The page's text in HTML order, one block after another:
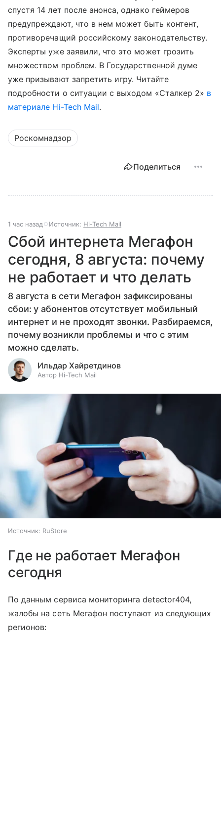
спустя 14 лет после анонса, однако геймеров
предупреждают, что в нем может быть контент,
противоречащий российскому законодательству.
Эксперты уже заявили, что это может грозить
множеством проблем. В Государственной думе
уже призывают запретить игру. Читайте
подробности о ситуации с выходом «Сталкер 2» в
материале Hi-Tech Mail.
Роскомнадзор
Поделиться
1 час назад Источник: Hi-Tech Mail
Сбой интернета Мегафон
сегодня, 8 августа: почему
не работает и что делать
8 августа в сети Мегафон зафиксированы
сбои: у абонентов отсутствует мобильный
интернет и не проходят звонки. Разбираемся,
почему возникли проблемы и что с этим
можно сделать.
Ильдар Хайретдинов
Автор Hi-Tech Mail
Источник: RuStore
Где не работает Мегафон
сегодня
По данным сервиса мониторинга detector404,
жалобы на сеть Мегафон поступают из следующих
регионов: